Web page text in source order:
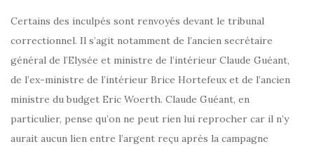
Certains des inculpés sont renvoyés devant le tribunal
correctionnel. Il s’agit notamment de l’ancien secrétaire
général de l’Elysée et ministre de l’intérieur Claude Guéant,
de l’ex-ministre de l’intérieur Brice Hortefeux et de l’ancien
ministre du budget Eric Woerth. Claude Guéant, en
particulier, pense qu’on ne peut rien lui reprocher car il n’y
aurait aucun lien entre l’argent reçu après la campagne